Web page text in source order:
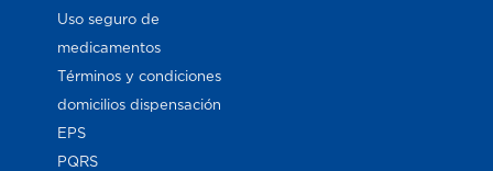
Uso seguro de
medicamentos
Términos y condiciones
domicilios dispensación
EPS
PQRS